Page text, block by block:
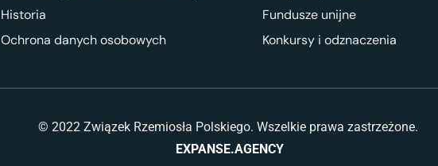
Historia
Ochrona danych osobowych
Fundusze unijne
Konkursy i odznaczenia
© 2022 Związek Rzemiosła Polskiego. Wszelkie prawa zastrzeżone.
EXPANSE.AGENCY